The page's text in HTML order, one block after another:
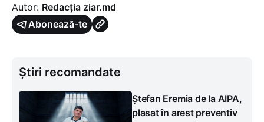
Autor: Redacția ziar.md
Abonează-te
Știri recomandate
Ștefan Eremia de la AIPA,
plasat în arest preventiv